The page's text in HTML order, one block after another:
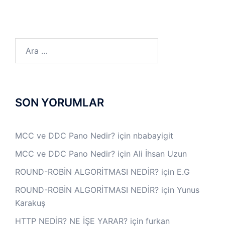
SON YORUMLAR
MCC ve DDC Pano Nedir? için nbabayigit
MCC ve DDC Pano Nedir? için Ali İhsan Uzun
ROUND-ROBİN ALGORİTMASI NEDİR? için E.G
ROUND-ROBİN ALGORİTMASI NEDİR? için Yunus
Karakuş
HTTP NEDİR? NE İŞE YARAR? için furkan